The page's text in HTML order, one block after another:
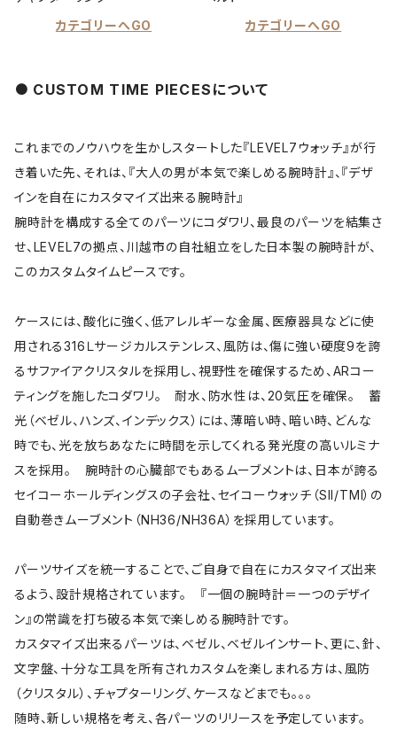
カテゴリーへGO
カテゴリーへGO
CUSTOM TIME PIECESについて
これまでのノウハウを生かしスタートした『LEVEL7ウォッチ』が行
き着いた先、それは、『大人の男が本気で楽しめる腕時計』、『デザ
インを自在にカスタマイズ出来る腕時計』
腕時計を構成する全てのパーツにコダワリ、最良のパーツを結集さ
せ、LEVEL7の拠点、川越市の自社組立をした日本製の腕時計が、
このカスタムタイムピースです。
ケースには、酸化に強く、低アレルギーな金属、医療器具などに使
用される316Ｌサージカルステンレス、風防は、傷に強い硬度9を誇
るサファイアクリスタルを採用し、視野性を確保するため、ARコー
ティングを施したコダワリ。 耐水、防水性は、20気圧を確保。 蓄
光（ベゼル、ハンズ、インデックス）には、薄暗い時、暗い時、どんな
時でも、光を放ちあなたに時間を示してくれる発光度の高いルミナ
スを採用。 腕時計の心臓部でもあるムーブメントは、日本が誇る
セイコーホールディングスの子会社、セイコーウォッチ（SII/TMI）の
自動巻きムーブメント（NH36/NH36A）を採用しています。
パーツサイズを統一することで、ご自身で自在にカスタマイズ出来
るよう、設計規格されています。 『一個の腕時計＝一つのデザイ
ン』の常識を打ち破る本気で楽しめる腕時計です。
カスタマイズ出来るパーツは、ベゼル、ベゼルインサート、更に、針、
文字盤、十分な工具を所有されカスタムを楽しまれる方は、風防
（クリスタル）、チャプターリング、ケースなどまでも。。。
随時、新しい規格を考え、各パーツのリリースを予定しています。